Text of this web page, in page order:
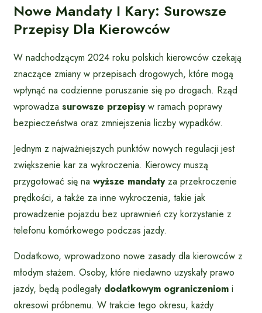
Nowe Mandaty I Kary: Surowsze
Przepisy Dla Kierowców
W nadchodzącym 2024 roku polskich kierowców czekają
znaczące zmiany w przepisach drogowych, które mogą
wpłynąć na codzienne poruszanie się po drogach. Rząd
wprowadza surowsze przepisyw ramach poprawy
bezpieczeństwa oraz zmniejszenia liczby wypadków.
Jednym z najważniejszych punktów nowych regulacji jest
zwiększenie kar za wykroczenia. Kierowcy muszą
przygotować się na wyższe mandatyza przekroczenie
prędkości, a także za inne wykroczenia, takie jak
prowadzenie pojazdu bez uprawnień czy korzystanie z
telefonu komórkowego podczas jazdy.
Dodatkowo, wprowadzono nowe zasady dla kierowców z
młodym stażem. Osoby, które niedawno uzyskały prawo
jazdy, będą podlegały dodatkowym ograniczeniom i
okresowi próbnemu. W trakcie tego okresu, każdy